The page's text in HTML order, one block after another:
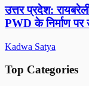
उत्तर प्रदेश:
PWD के निर्माण पर
Kadwa Satya
Top Categories